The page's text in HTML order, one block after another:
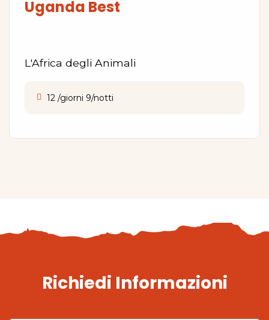
Uganda Best
L'Africa degli Animali
12 /giorni 9/notti
Richiedi Informazioni